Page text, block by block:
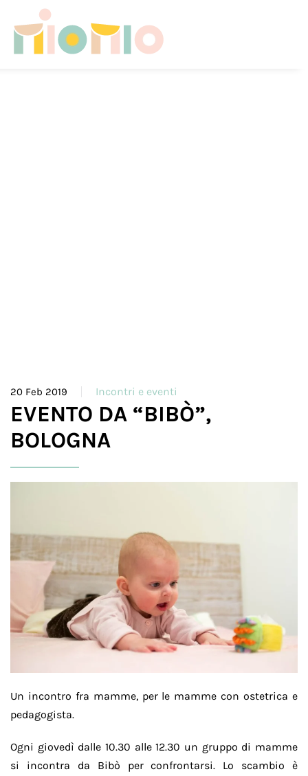
Skip to main content
20 Feb 2019 Incontri e eventi
EVENTO DA “BIBÒ”,
BOLOGNA
Un incontro fra mamme, per le mamme con ostetrica e
pedagogista.
Ogni giovedì dalle 10.30 alle 12.30 un gruppo di mamme
si incontra da Bibò per confrontarsi. Lo scambio è